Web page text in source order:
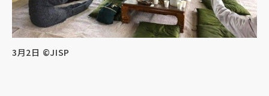
3月2日 ©JISP